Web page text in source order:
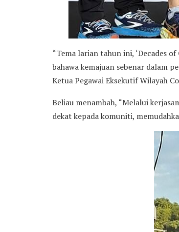
“Tema larian tahun ini, ‘Decades
bahawa kemajuan sebenar dalam
Ketua Pegawai Eksekutif Wilayah
Beliau menambah, “Melalui
dekat kepada komuniti,